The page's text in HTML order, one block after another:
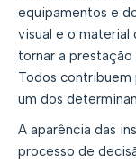
equipamentos e
visual e o material
tornar a
Todos contribuem
um dos
A aparência das
processo de